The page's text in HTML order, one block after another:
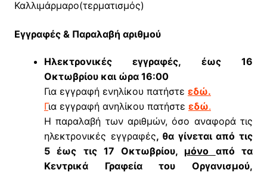
Καλλιμάρμαρο(τερματισμός)
Εγγραφές & Παραλαβή αριθμού
Ηλεκτρονικές εγγραφές, έως 16
Οκτωβρίου και ώρα 16:00
Για εγγραφή ενηλίκου πατήστε εδώ.
Για εγγραφή ανηλίκου πατήστε εδώ.
Η παραλαβή των αριθμών, όσο αναφορά τις
ηλεκτρονικές εγγραφές, θα γίνεται από τις
5 έως τις 17 Οκτωβρίου, μόνο από τα
Κεντρικά Γραφεία του Οργανισμού,